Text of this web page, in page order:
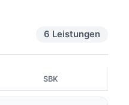
Sport- und Fitnessausrüstung
Schuhe), Sport-, Fitness &
Sportmedizinische
Untersuchung, Beratung und
6 Leistungen
SBK